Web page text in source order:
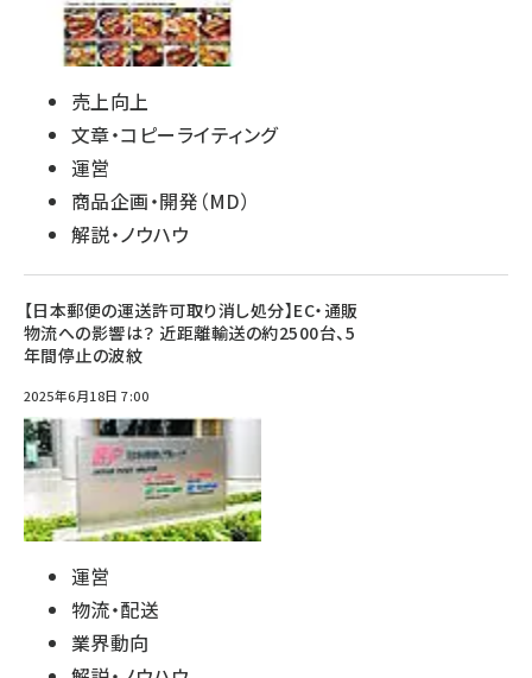
売上向上
文章・コピーライティング
運営
商品企画・開発（MD）
解説・ノウハウ
【日本郵便の運送許可取り消し処分】EC・通販
物流への影響は？ 近距離輸送の約2500台、5
年間停止の波紋
2025年6月18日 7:00
運営
物流・配送
業界動向